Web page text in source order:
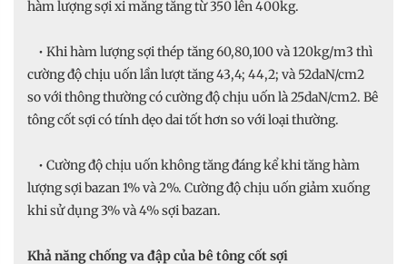
hàm lượng sợi xi măng tăng từ 350 lên 400kg.
• Khi hàm lượng sợi thép tăng 60,80,100 và 120kg/m3 thì
cường độ chịu uốn lần lượt tăng 43,4; 44,2; và 52daN/cm2
so với thông thường có cường độ chịu uốn là 25daN/cm2. Bê
tông cốt sợi có tính dẹo dai tốt hơn so với loại thường.
• Cường độ chịu uốn không tăng đáng kể khi tăng hàm
lượng sợi bazan 1% và 2%. Cường độ chịu uốn giảm xuống
khi sử dụng 3% và 4% sợi bazan.
Khả năng chống va đập của bê tông cốt sợi